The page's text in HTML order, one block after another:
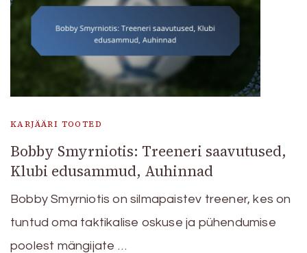
KARJÄÄRI TOOTED
Bobby Smyrniotis: Treeneri saavutused,
Klubi edusammud, Auhinnad
Bobby Smyrniotis on silmapaistev treener, kes on
tuntud oma taktikalise oskuse ja pühendumise
poolest mängijate …